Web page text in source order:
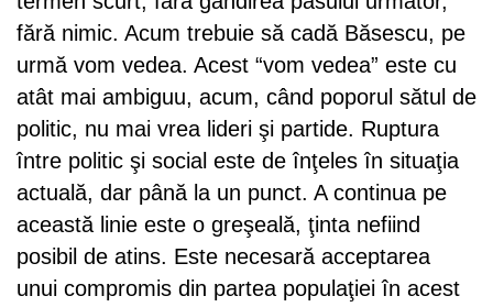
fără nimic. Acum trebuie să cadă Băsescu, pe
urmă vom vedea. Acest “vom vedea” este cu
atât mai ambiguu, acum, când poporul sătul de
politic, nu mai vrea lideri şi partide. Ruptura
între politic şi social este de înţeles în situaţia
actuală, dar până la un punct. A continua pe
această linie este o greşeală, ţinta nefiind
posibil de atins. Este necesară acceptarea
unui compromis din partea populaţiei în acest